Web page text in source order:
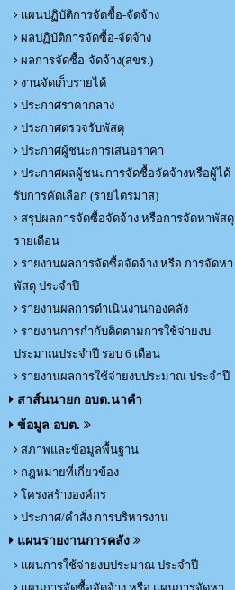
แผนปฏิบัติการจัดซื้อ-จัดจ้าง
ผลปฏิบัติการจัดซื้อ-จัดจ้าง
ผลการจัดซื้อ-จัดจ้าง(สขร.)
งานจัดเก็บรายได้
ประกาศราคากลาง
ประกาศตรวจรับพัสดุ
ประกาศผู้ชนะการเสนอราคา
ประกาศผลผู้ชนะการจัดซื้อจัดจ้างหรือผู้ได้
รับการคัดเลือก (รายไตรมาส)
สรุปผลการจัดซื้อจัดจ้าง หรือการจัดหาพัสดุ
รายเดือน
รายงานผลการจัดซื้อจัดจ้าง หรือ การจัดหา
พัสดุ ประจำปี
รายงานผลการดำเนินงานกองคลัง
รายงานการกำกับติดตามการใช้จ่ายงบ
ประมาณประจำปี รอบ 6 เดือน
รายงานผลการใช้จ่ายงบประมาณ ประจำปี
สาส์นนายก อบต.นาคำ
ข้อมูล อบต.
สภาพและข้อมูลพื้นฐาน
กฎหมายที่เกี่ยวข้อง
โครงสร้างองค์กร
ประกาศ/คำสั่ง การบริหารงาน
แผนรายงานการคลัง
แผนการใช้จ่ายงบประมาณ ประจำปี